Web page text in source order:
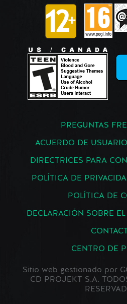
PREGUNTAS
ACUERDO DE
DIRECTRICES PARA
POLÍTICA DE
POLÍTICA DE
DECLARACIÓN SOBRE
CENTRO DE
Sitio web gestionado por
CD PROJEKT S.A.